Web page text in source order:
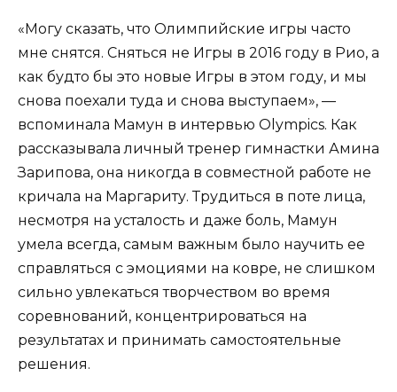
«Могу сказать, что Олимпийские игры часто
мне снятся. Сняться не Игры в 2016 году в Рио, а
как будто бы это новые Игры в этом году, и мы
снова поехали туда и снова выступаем», —
вспоминала Мамун в интервью Olympics. Как
рассказывала личный тренер гимнастки Амина
Зарипова, она никогда в совместной работе не
кричала на Маргариту. Трудиться в поте лица,
несмотря на усталость и даже боль, Мамун
умела всегда, самым важным было научить ее
справляться с эмоциями на ковре, не слишком
сильно увлекаться творчеством во время
соревнований, концентрироваться на
результатах и принимать самостоятельные
решения.